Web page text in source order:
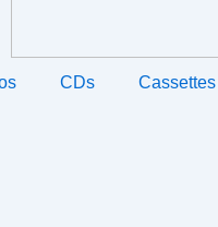
CDs Cassettes